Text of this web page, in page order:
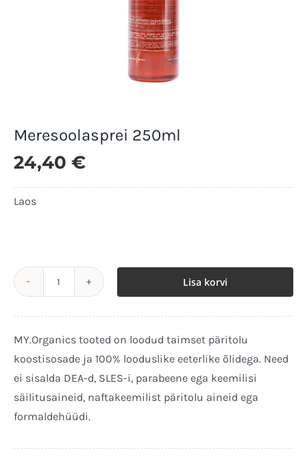
Meresoolasprei 250ml
24,40 €
Laos
Meresoolasprei
Lisa korvi
MY.Organics tooted on loodud taimset päritolu
koostisosade ja 100% looduslike eeterlike õlidega. Need
ei sisalda DEA-d, SLES-i, parabeene ega keemilisi
säilitusaineid, naftakeemilist päritolu aineid ega
formaldehüüdi.